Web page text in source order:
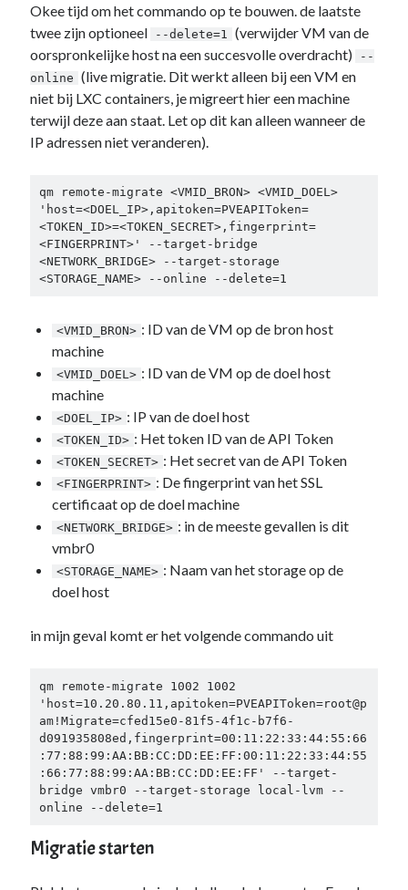
Okee tijd om het commando op te bouwen. de laatste
twee zijn optioneel
--delete=1
(verwijder VM van de
oorspronkelijke host na een succesvolle overdracht)
--
online (live migratie. Dit werkt alleen bij een VM en
niet bij LXC containers, je migreert hier een machine
terwijl deze aan staat. Let op dit kan alleen wanneer de
IP adressen niet veranderen).
qm remote-migrate <VMID_BRON> <VMID_DOEL>
'host=<DOEL_IP>,apitoken=PVEAPIToken=
<TOKEN_ID>=<TOKEN_SECRET>,fingerprint=
<FINGERPRINT>' --target-bridge
<NETWORK_BRIDGE> --target-storage
<STORAGE_NAME> --online --delete=1
<VMID_BRON> : ID van de VM op de bron host
machine
<VMID_DOEL> : ID van de VM op de doel host
machine
<DOEL_IP> : IP van de doel host
<TOKEN_ID> : Het token ID van de API Token
<TOKEN_SECRET> : Het secret van de API Token
<FINGERPRINT> : De fingerprint van het SSL
certificaat op de doel machine
<NETWORK_BRIDGE> : in de meeste gevallen is dit
vmbr0
<STORAGE_NAME> : Naam van het storage op de
doel host
in mijn geval komt er het volgende commando uit
qm remote-migrate 1002 1002
'host=10.20.80.11,apitoken=PVEAPIToken=root@p
am!Migrate=cfed15e0-81f5-4f1c-b7f6-
d091935808ed,fingerprint=00:11:22:33:44:55:66
:77:88:99:AA:BB:CC:DD:EE:FF:00:11:22:33:44:55
:66:77:88:99:AA:BB:CC:DD:EE:FF' --target-
bridge vmbr0 --target-storage local-lvm --
online --delete=1
Migratie starten